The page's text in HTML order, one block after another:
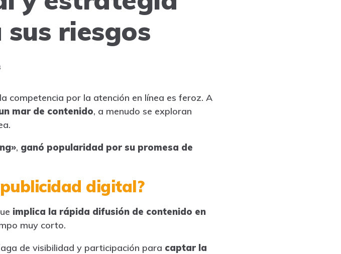
riesgos
competencia por la atención en línea es feroz. A
mar de contenido, a menudo se exploran
, ganó popularidad por su promesa de
publicidad digital?
implica la rápida difusión de contenido en
muy corto.
de visibilidad y participación para captar la